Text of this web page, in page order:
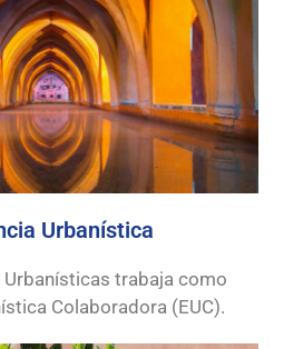
Urbanística
Urbanísticas trabaja como
Colaboradora (EUC).